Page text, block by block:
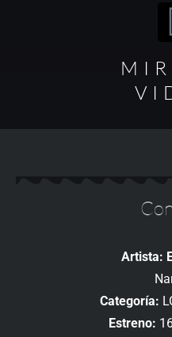
Artista:
Categoría:
Estreno: